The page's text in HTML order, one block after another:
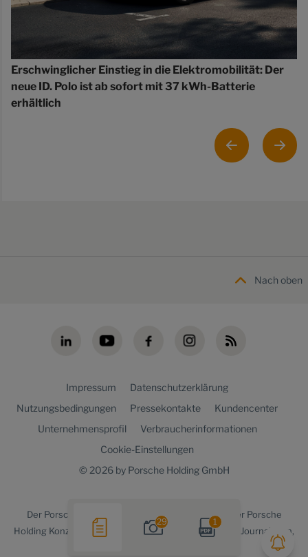
29 1
Erschwinglicher Einstieg in die Elektromobilität: Der
neue ID. Polo ist ab sofort mit 37 kWh-Batterie
erhältlich
Nach oben
Impressum
Datenschutzerklärung
Nutzungsbedingungen
Pressekontakte
Kundencenter
Unternehmensprofil
Verbraucherinformationen
Cookie-Einstellungen
© 2026 by Porsche Holding GmbH
Der Porsche Holding newsroomist ein Angebot der Porsche
Holding Konzernkommunikation für Medienvertreter, Journalisten,